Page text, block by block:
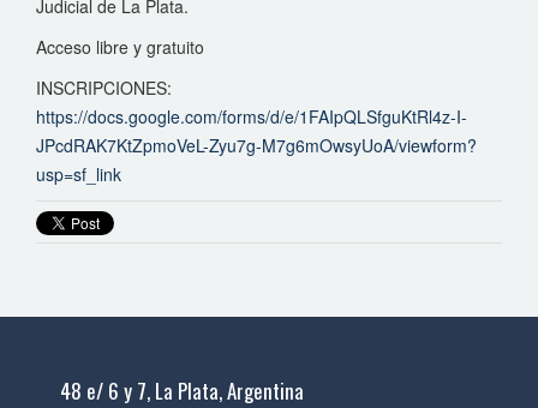
Judicial de La Plata.
Acceso libre y gratuito
INSCRIPCIONES:
https://docs.google.com/forms/d/e/1FAIpQLSfguKtRl4z-I-
JPcdRAK7KtZpmoVeL-Zyu7g-M7g6mOwsyUoA/viewform?
usp=sf_link
48 e/ 6 y 7, La Plata, Argentina